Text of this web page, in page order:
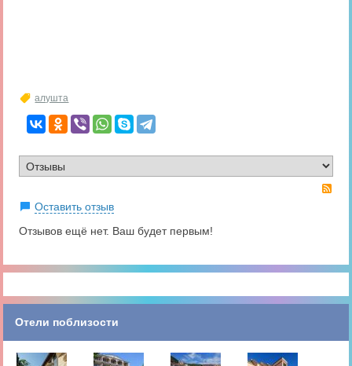
алушта
Оставить отзыв
Отзывов ещё нет. Ваш будет первым!
Отели поблизости